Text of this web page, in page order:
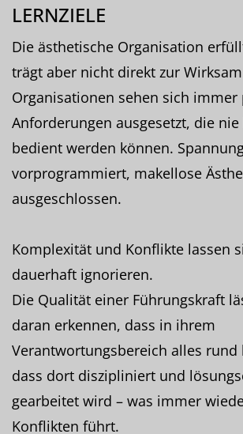
LERNZIELE
Die ästhetische Organisation
trägt aber nicht direkt zur
Organisationen sehen sich immer
Anforderungen ausgesetzt, die
bedient werden können.
vorprogrammiert, makellose
ausgeschlossen.
Komplexität und Konflikte lassen
dauerhaft ignorieren.
Die Qualität einer Führungskraft
daran erkennen, dass in ihrem
Verantwortungsbereich alles
dass dort diszipliniert und
gearbeitet wird – was immer
Konflikten führt.